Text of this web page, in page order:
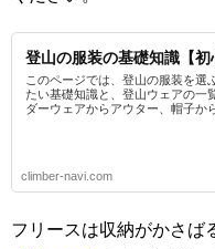
登山の服装の基礎知識【初
このページでは、登山の服装を選
たい基礎知識と、登山ウェアの一
ダーウェアからアウター、帽子から
climber-navi.com
フリースは収納がかさば